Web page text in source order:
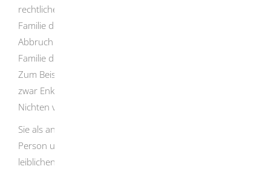
rechtlichen Eingliederung des Angenommenen in die
Familie des Annehmenden noch zu einem vollständigen
Abbruch der rechtlichen Bindungen zur bisherigen
Familie des Angenommenen.
Zum Beispiel werden die Kinder des Angenommenen
zwar Enkel des Annehmenden, nicht aber Neffen oder
Nichten von dessen Geschwistern.
Sie als annehmende Person sind der angenommenen
Person und ihren Kindern also vorrangig vor deren
leiblichen Verwandten zum Unterhalt verpflichtet.